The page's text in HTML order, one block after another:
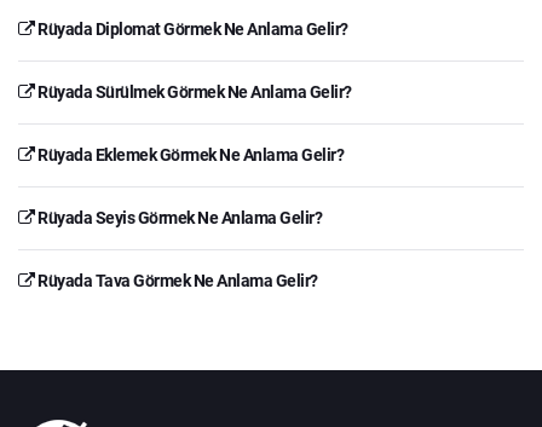
Rüyada Diplomat Görmek Ne Anlama Gelir?
Rüyada Sürülmek Görmek Ne Anlama Gelir?
Rüyada Eklemek Görmek Ne Anlama Gelir?
Rüyada Seyis Görmek Ne Anlama Gelir?
Rüyada Tava Görmek Ne Anlama Gelir?